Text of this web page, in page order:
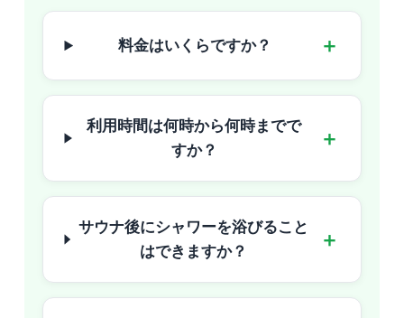
料金はいくらですか？ ＋
利用時間は何時から何時までで
すか？
＋
サウナ後にシャワーを浴びること
はできますか？
＋